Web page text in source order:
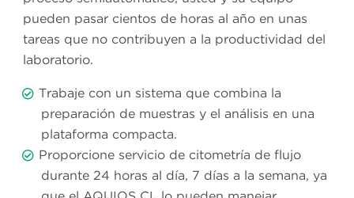
pueden pasar cientos de horas al año en unas
tareas que no contribuyen a la productividad del
laboratorio.
Trabaje con un sistema que combina la
preparación de muestras y el análisis en una
plataforma compacta.
Proporcione servicio de citometría de flujo
durante 24 horas al día, 7 días a la semana, ya